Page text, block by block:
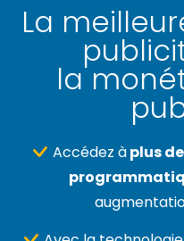
La
la
Accédez àplus